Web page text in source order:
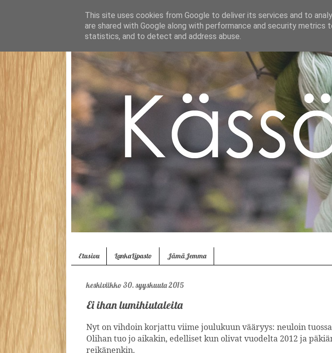
Etusivu LankaLipasto JämäJemma
keskiviikko 30. syyskuuta 2015
Ei ihan lumihiutaleita
Nyt on vihdoin korjattu viime joulukuun vääryys: neuloin
Olihan tuo jo aikakin, edelliset kun olivat vuodelta 2012 ja
reikänenkin.
This site uses cookies from Google to deliver its services and to
are shared with Google along with performance and security metrics
statistics, and to detect and address abuse.